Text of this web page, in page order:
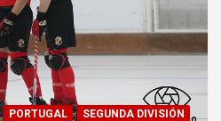
PORTUGAL SEGUNDA DIVISIÓN